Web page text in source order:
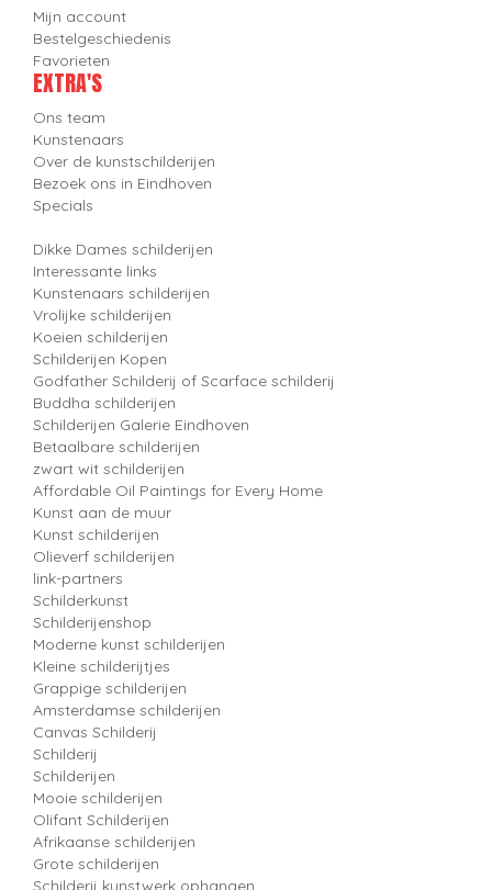
Mijn account
Bestelgeschiedenis
Favorieten
EXTRA'S
Ons team
Kunstenaars
Over de kunstschilderijen
Bezoek ons in Eindhoven
Specials
Dikke Dames schilderijen
Interessante links
Kunstenaars schilderijen
Vrolijke schilderijen
Koeien schilderijen
Schilderijen Kopen
Godfather Schilderij of Scarface schilderij
Buddha schilderijen
Schilderijen Galerie Eindhoven
Betaalbare schilderijen
zwart wit schilderijen
Affordable Oil Paintings for Every Home
Kunst aan de muur
Kunst schilderijen
Olieverf schilderijen
link-partners
Schilderkunst
Schilderijenshop
Moderne kunst schilderijen
Kleine schilderijtjes
Grappige schilderijen
Amsterdamse schilderijen
Canvas Schilderij
Schilderij
Schilderijen
Mooie schilderijen
Olifant Schilderijen
Afrikaanse schilderijen
Grote schilderijen
Schilderij kunstwerk ophangen